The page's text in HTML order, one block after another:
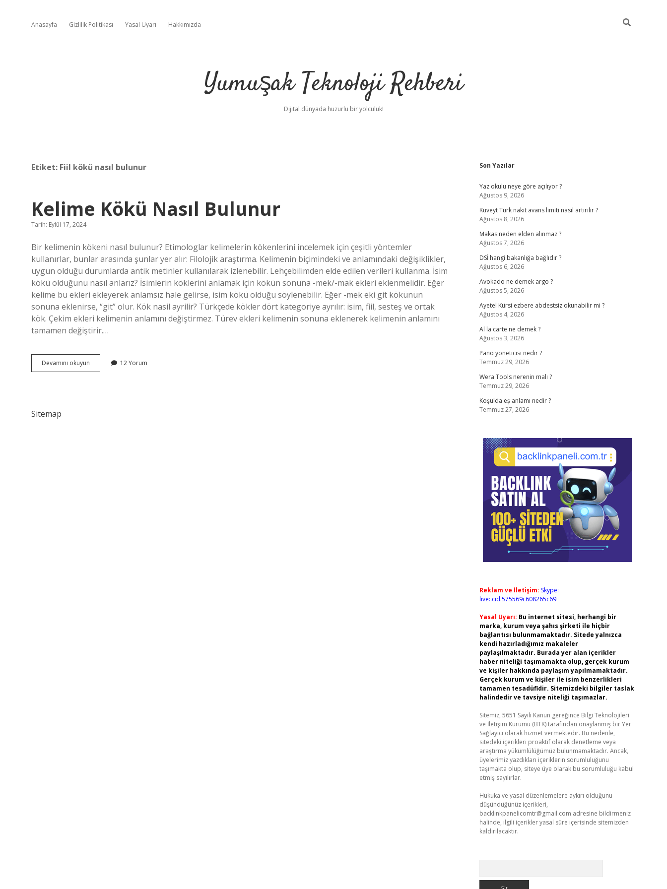
Anasayfa Gizlilik Politikası Yasal Uyarı Hakkımızda
Yumuşak Teknoloji Rehberi
Dijital dünyada huzurlu bir yolculuk!
Etiket: Fiil kökü nasıl bulunur
Kelime Kökü Nasıl Bulunur
Tarih: Eylül 17, 2024
Bir kelimenin kökeni nasıl bulunur? Etimologlar kelimelerin kökenlerini incelemek için çeşitli yöntemler
kullanırlar, bunlar arasında şunlar yer alır: Filolojik araştırma. Kelimenin biçimindeki ve anlamındaki değişiklikler,
uygun olduğu durumlarda antik metinler kullanılarak izlenebilir. Lehçebilimden elde edilen verileri kullanma. İsim
kökü olduğunu nasıl anlarız? İsimlerin köklerini anlamak için kökün sonuna -mek/-mak ekleri eklenmelidir. Eğer
kelime bu ekleri ekleyerek anlamsız hale gelirse, isim kökü olduğu söylenebilir. Eğer -mek eki git kökünün
sonuna eklenirse, “git” olur. Kök nasil ayrilir? Türkçede kökler dört kategoriye ayrılır: isim, fiil, sesteş ve ortak
kök. Çekim ekleri kelimenin anlamını değiştirmez. Türev ekleri kelimenin sonuna eklenerek kelimenin anlamını
tamamen değiştirir.…
Devamını okuyun
Kökü
12 Yorum
Sitemap
Sidebar
Son Yazılar
Yaz okulu neye göre açılıyor ?
Ağustos 9, 2026
Kuveyt Türk nakit avans limiti nasıl artırılır ?
Ağustos 8, 2026
Makas neden elden alınmaz ?
Ağustos 7, 2026
DSİ hangi bakanlığa bağlıdır ?
Ağustos 6, 2026
Avokado ne demek argo ?
Ağustos 5, 2026
Ayetel Kürsi ezbere abdestsiz okunabilir mi ?
Ağustos 4, 2026
Al la carte ne demek ?
Ağustos 3, 2026
Pano yöneticisi nedir ?
Temmuz 29, 2026
Wera Tools nerenin malı ?
Temmuz 29, 2026
Koşulda eş anlamı nedir ?
Temmuz 27, 2026
Reklam ve İletişim: Skype:
live:.cid.575569c608265c69
Yasal Uyarı: Bu internet sitesi, herhangi bir
marka, kurum veya şahıs şirketi ile hiçbir
bağlantısı bulunmamaktadır. Sitede yalnızca
kendi hazırladığımız makaleler
paylaşılmaktadır. Burada yer alan içerikler
haber niteliği taşımamakta olup, gerçek kurum
ve kişiler hakkında paylaşım yapılmamaktadır.
Gerçek kurum ve kişiler ile isim benzerlikleri
tamamen tesadüfidir. Sitemizdeki bilgiler taslak
halindedir ve tavsiye niteliği taşımazlar.
Sitemiz, 5651 Sayılı Kanun gereğince Bilgi Teknolojileri
ve İletişim Kurumu (BTK) tarafından onaylanmış bir Yer
Sağlayıcı olarak hizmet vermektedir. Bu nedenle,
sitedeki içerikleri proaktif olarak denetleme veya
araştırma yükümlülüğümüz bulunmamaktadır. Ancak,
üyelerimiz yazdıkları içeriklerin sorumluluğunu
taşımakta olup, siteye üye olarak bu sorumluluğu kabul
etmiş sayılırlar.
Hukuka ve yasal düzenlemelere aykırı olduğunu
düşündüğünüz içerikleri,
backlinkpanelicomtr@gmail.com adresine bildirmeniz
halinde, ilgili içerikler yasal süre içerisinde sitemizden
kaldırılacaktır.